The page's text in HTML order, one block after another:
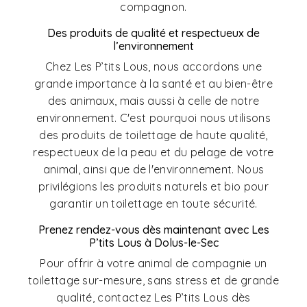
compagnon.
Des produits de qualité et respectueux de
l’environnement
Chez Les P’tits Lous, nous accordons une
grande importance à la santé et au bien-être
des animaux, mais aussi à celle de notre
environnement. C'est pourquoi nous utilisons
des produits de toilettage de haute qualité,
respectueux de la peau et du pelage de votre
animal, ainsi que de l'environnement. Nous
privilégions les produits naturels et bio pour
garantir un toilettage en toute sécurité.
Prenez rendez-vous dès maintenant avec Les
P’tits Lous à Dolus-le-Sec
Pour offrir à votre animal de compagnie un
toilettage sur-mesure, sans stress et de grande
qualité, contactez Les P’tits Lous dès